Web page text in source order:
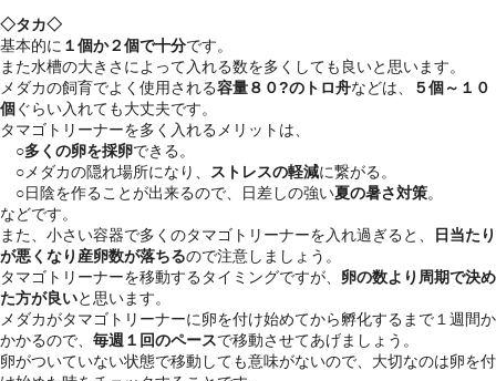
◇タカ◇
基本的に １個か２個で十分です。
また水槽の大きさによって入れる数を多くしても良いと思います。
メダカの飼育でよく使用される容量８０?のトロ舟などは、
５個～１０
個 ぐらい入れても大丈夫です。
タマゴトリーナーを多く入れるメリットは、
○多くの卵を採卵できる。
○メダカの隠れ場所になり、 ストレスの軽減に繋がる。
○日陰を作ることが出来るので、日差しの強い夏の暑さ対策。
などです。
また、小さい容器で多くのタマゴトリーナーを入れ過ぎると、
日当たり
が悪くなり産卵数が落ちるので注意しましょう。
タマゴトリーナーを移動するタイミングですが、 卵の数より周期で決め
た方が良いと思います。
メダカがタマゴトリーナーに卵を付け始めてから孵化するまで１週間か
かかるので、 毎週１回のペースで移動させてあげましょう。
卵がついていない状態で移動しても意味がないので、大切なのは卵を付